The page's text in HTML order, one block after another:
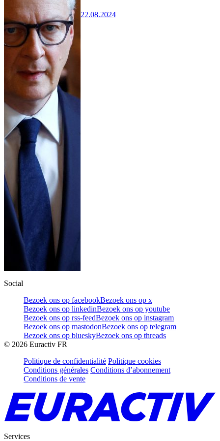
22.08.2024
Social
Bezoek ons op facebookBezoek ons op x
Bezoek ons op linkedinBezoek ons op youtube
Bezoek ons op rss-feedBezoek ons op instagram
Bezoek ons op mastodonBezoek ons op telegram
Bezoek ons op blueskyBezoek ons op threads
© 2026 Euractiv FR
Politique de confidentialité Politique cookies
Conditions générales Conditions d’abonnement
Conditions de vente
Services